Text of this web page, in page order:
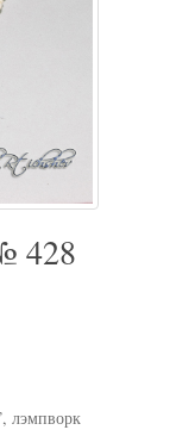
428
лэмпворк